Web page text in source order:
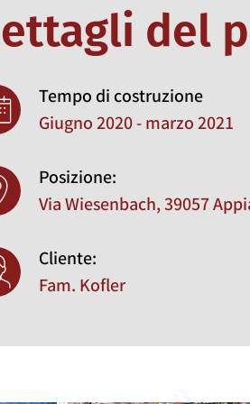
del
Tempo di costruzione
Giugno 2020 - marzo 2021
Posizione:
Via Wiesenbach, 39057
Cliente:
Fam. Kofler